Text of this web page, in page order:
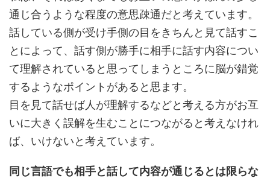
通じ合うような程度の意思疎通だと考えています。
話している側が受け手側の目をきちんと見て話すこ
とによって、話す側が勝手に相手に話す内容につい
て理解されていると思ってしまうところに脳が錯覚
するようなポイントがあると思ます。
目を見て話せば人が理解するなどと考える方がお互
いに大きく誤解を生むことにつながると考えなけれ
ば、いけないと考えています。
同じ言語でも相手と話して内容が通じるとは限らな